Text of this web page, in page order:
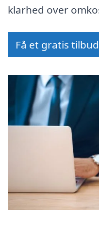
klarhed over
Få et gratis